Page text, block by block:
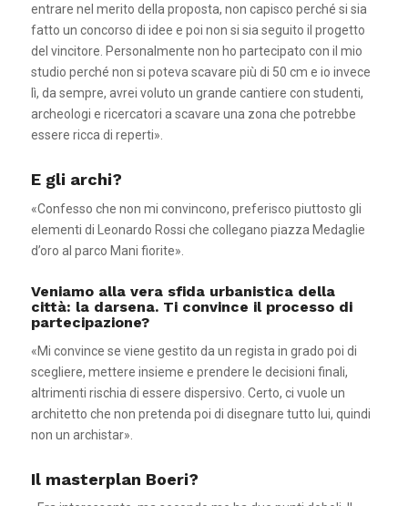
entrare nel merito della proposta, non capisco perché si sia
fatto un concorso di idee e poi non si sia seguito il progetto
del vincitore. Personalmente non ho partecipato con il mio
studio perché non si poteva scavare più di 50 cm e io invece
lì, da sempre, avrei voluto un grande cantiere con studenti,
archeologi e ricercatori a scavare una zona che potrebbe
essere ricca di reperti».
E gli archi?
«Confesso che non mi convincono, preferisco piuttosto gli
elementi di Leonardo Rossi che collegano piazza Medaglie
d’oro al parco Mani fiorite».
Veniamo alla vera sfida urbanistica della
città: la darsena. Ti convince il processo di
partecipazione?
«Mi convince se viene gestito da un regista in grado poi di
scegliere, mettere insieme e prendere le decisioni finali,
altrimenti rischia di essere dispersivo. Certo, ci vuole un
architetto che non pretenda poi di disegnare tutto lui, quindi
non un archistar».
Il masterplan Boeri?